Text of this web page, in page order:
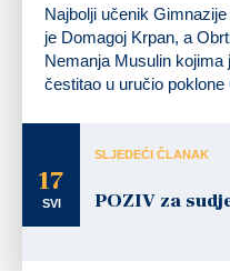
Najbolji učenik
je Domagoj Krpan, a
Nemanja Musulin kojima
čestitao u uručio poklone
17
SVI
SLJEDEĆI ČLANAK
POZIV za